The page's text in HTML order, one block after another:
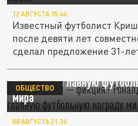
12 АВГУСТА 15:44
Известный футболист
после девяти лет
сделал предложение 31-
"Золотой мяч" — фикция?
обесценил главную
мира
ОБЩЕСТВО
08 АВГУСТА 21:36